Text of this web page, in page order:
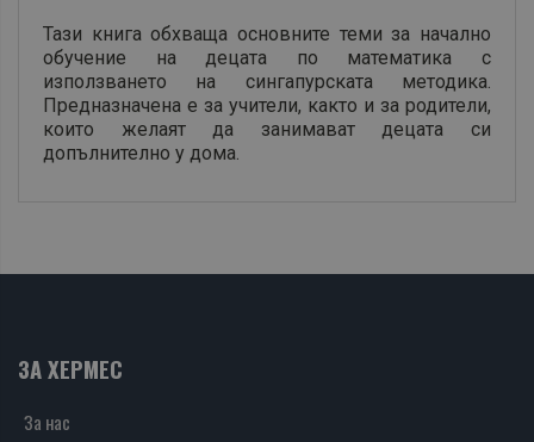
Тази книга обхваща основните теми за начално
обучение на децата по математика с
използването на сингапурската методика.
Предназначена е за учители, както и за родители,
които желаят да занимават децата си
допълнително у дома.
ЗА ХЕРМЕС
За нас